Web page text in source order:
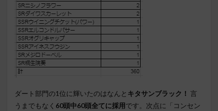
ダート部門の1位に輝いたのはなんと キタサンブラック！ 言
うまでもなく 60頭中60頭全てに採用です。次点に「コンセン